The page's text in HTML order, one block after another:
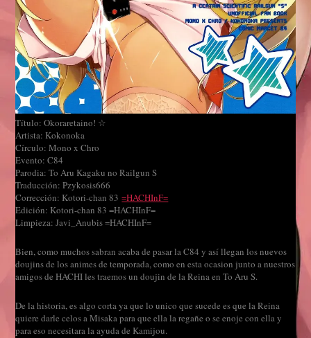
Título: Okoraretaino! ☆
Artista: Kokonoka
Círculo: Mono x Chro
Evento: C84
Parodia: To Aru Kagaku no Railgun S
Traducción: Pzykosis666
Corrección: Kotori-chan 83=HACHInF=
Edición: Kotori-chan 83 =HACHInF=
Limpieza: Javi_Anubis =HACHInF=
Bien, como muchos sabran acaba de pasar la C84 y así llegan los nuevos
doujins de los animes de temporada, como en esta ocasion junto a nuestros
amigos de HACHI les traemos un doujin de la Reina en To Aru S.
De la historia, es algo corta ya que lo unico que sucede es que la Reina
quiere darle celos a Misaka para que ella la regañe o se enoje con ella y
para eso necesitara la ayuda de Kamijou.